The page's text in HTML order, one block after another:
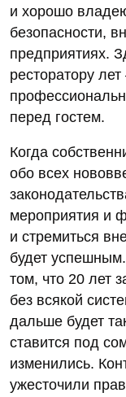
и хорошо
безопасности,
предприятиях.
ресторатору
перед гостем.
Когда
обо всех
мероприятия и
и стремиться
будет
том, что 20 лет
без всякой
дальше будет
ставится под
изменились.
ужесточили